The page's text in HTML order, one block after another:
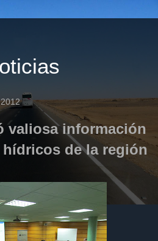
valiosa información
de la región